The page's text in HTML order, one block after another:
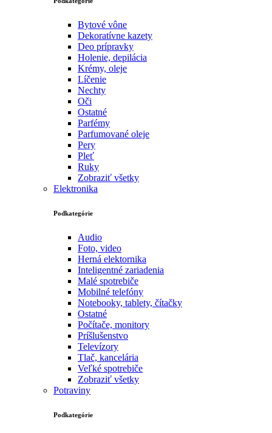
Bytové vône
Dekoratívne kazety
Deo prípravky
Holenie, depilácia
Krémy, oleje
Líčenie
Nechty
Oči
Ostatné
Parfémy
Parfumované oleje
Pery
Pleť
Ruky
Zobraziť všetky
Elektronika
Podkategórie
Audio
Foto, video
Herná elektornika
Inteligentné zariadenia
Malé spotrebiče
Mobilné telefóny
Notebooky, tablety, čítačky
Ostatné
Počítače, monitory
Príšlušenstvo
Televízory
Tlač, kancelária
Veľké spotrebiče
Zobraziť všetky
Potraviny
Podkategórie